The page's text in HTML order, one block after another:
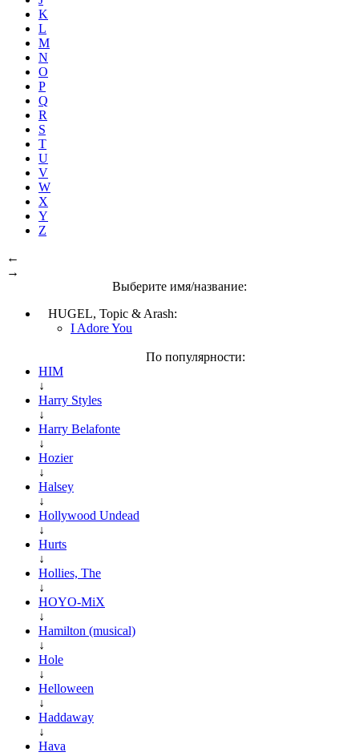
K
L
M
N
O
P
Q
R
S
T
U
V
W
X
Y
Z
←
→
Выберите имя/название:
HUGEL, Topic & Arash:
I Adore You
По популярности:
HIM
↓
Harry Styles
↓
Harry Belafonte
↓
Hozier
↓
Halsey
↓
Hollywood Undead
↓
Hurts
↓
Hollies, The
↓
HOYO-MiX
↓
Hamilton (musical)
↓
Hole
↓
Helloween
↓
Haddaway
↓
Hava